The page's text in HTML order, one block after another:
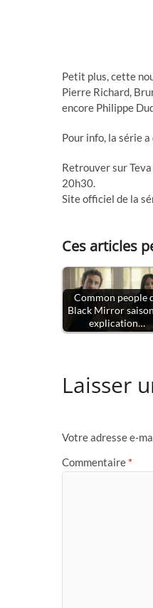
Petit plus, cette
Pierre Richard,
encore Philippe
Pour info, la série
Retrouver sur
20h30.
Site officiel de la
Ces articles
Common people
Black Mirror
explication…
Laisser
Votre adresse e-
Commentaire *